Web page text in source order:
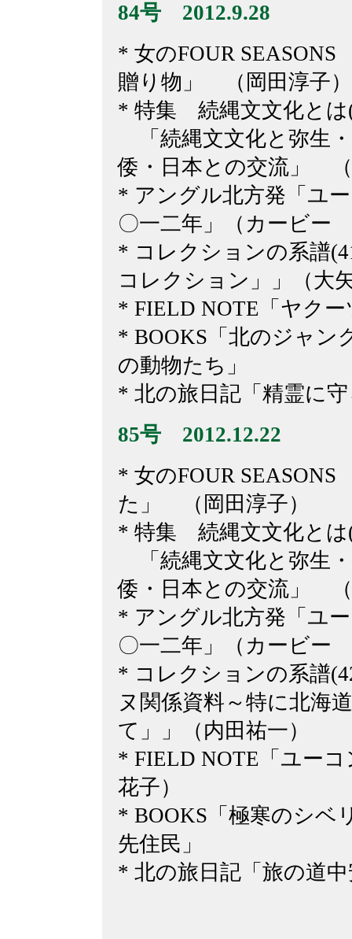
84号 2012.9.28
* 女のFOUR SEASONS
贈り物」 （岡田淳子）
* 特集 続縄文文化とは
「続縄文文化と弥生
倭・日本との交流」
* アングル北方発「ユ
〇一二年」（カービー
* コレクションの系譜
コレクション」」（大
* FIELD NOTE「ヤク
* BOOKS「北のジャ
の動物たち」
* 北の旅日記「精霊に
85号 2012.12.22
* 女のFOUR SEASONS
た」 （岡田淳子）
* 特集 続縄文文化とは
「続縄文文化と弥生
倭・日本との交流」
* アングル北方発「ユ
〇一二年」（カービー
* コレクションの系譜
ヌ関係資料～特に北海
て」」（内田祐一）
* FIELD NOTE「ユー
花子）
* BOOKS「極寒のシ
先住民」
* 北の旅日記「旅の道